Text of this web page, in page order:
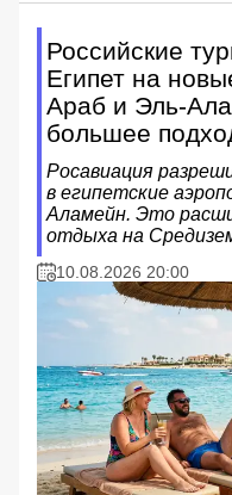
Российские
Египет на
Араб и Эль-
большее
Росавиация
в египетские
Аламейн. Это
отдыха на
10.08.2026 20:00